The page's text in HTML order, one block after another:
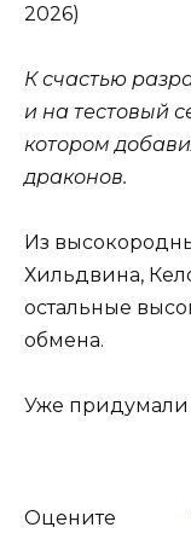
2026)
К счастью
и на тестовый
котором
драконов.
Из
Хильдвина,
остальные
обмена.
Уже придумали
Оцените